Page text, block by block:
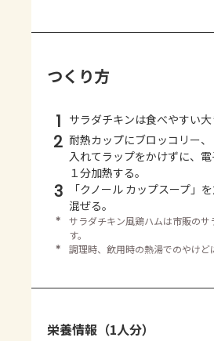
つくり方
1 サラダチキンは食べやすい大
2 耐熱カップにブロッコリー
入れてラップをかけずに、
１分加熱する。
3
「クノール カップスープ」
混ぜる。
＊
サラダチキン風鶏ハムは市販の
す。
＊
調理時、飲用時の熱湯でのやけど
栄養情報（1人分）